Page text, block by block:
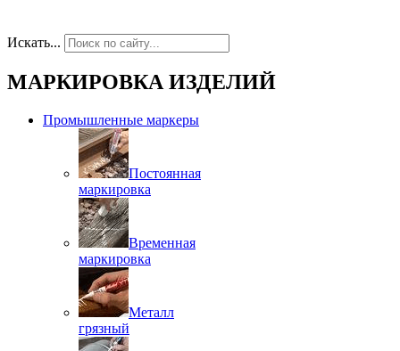
Искать...
МАРКИРОВКА ИЗДЕЛИЙ
Промышленные маркеры
Постоянная
маркировка
Временная
маркировка
Металл
грязный